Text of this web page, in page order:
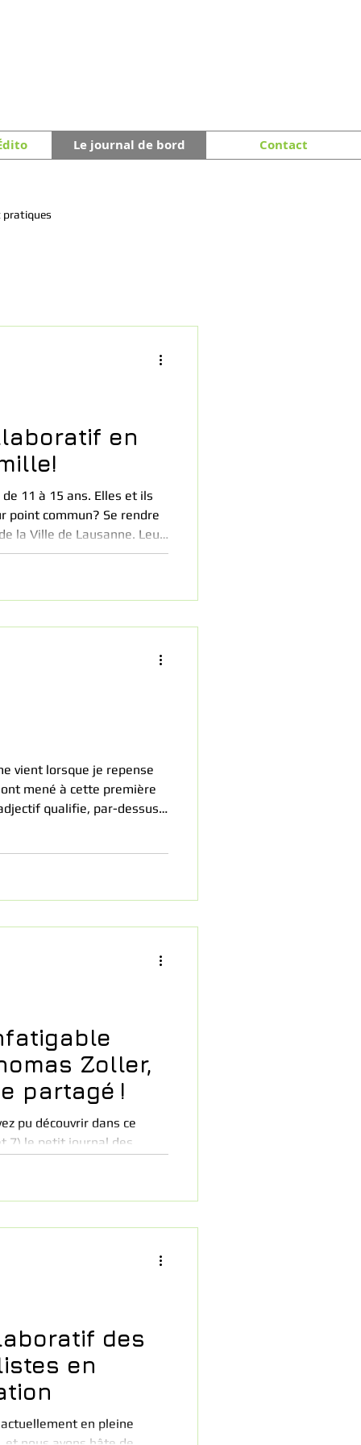
Le journal de bord Contact
pratiques
en
11 à 15 ans. Elles et ils
Se rendre
la Ville de Lausanne. Leur
journal collaboratif. Voici
vient lorsque je repense
mené à cette première
qualifie, par-dessus
Zoller,
partagé !
pu découvrir dans ce
7) le petit journal des
prochaines semaines, un
est déjà sur le feu)
des
en
en pleine